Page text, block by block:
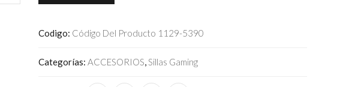
Codigo: Código Del Producto 1129-5390
Categorías:ACCESORIOS,Sillas Gaming